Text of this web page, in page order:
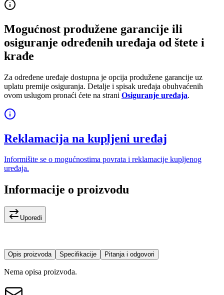
Mogućnost produžene garancije ili
osiguranje određenih uređaja od štete i
krađe
Za određene uređaje dostupna je opcija produžene garancije uz
uplatu premije osiguranja. Detalje i spisak uređaja obuhvaćenih
ovom uslugom pronaći ćete na strani Osiguranje uređaja.
Reklamacija na kupljeni uređaj
Informišite se o mogućnostima povrata i reklamacije kupljenog
uređaja.
Informacije o proizvodu
Uporedi
Opis proizvoda Specifikacije Pitanja i odgovori
Nema opisa proizvoda.